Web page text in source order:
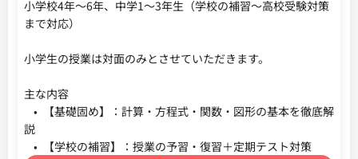
小学校4年〜6年、中学1〜3年生（学校の補習〜高校受験対策
まで対応）
小学生の授業は対面のみとさせていただきます。
主な内容
説